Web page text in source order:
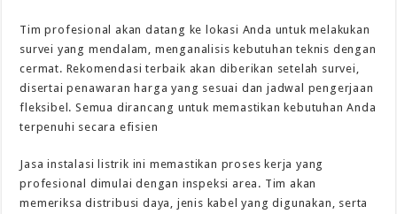
Tim profesional akan datang ke lokasi Anda untuk melakukan
survei yang mendalam, menganalisis kebutuhan teknis dengan
cermat. Rekomendasi terbaik akan diberikan setelah survei,
disertai penawaran harga yang sesuai dan jadwal pengerjaan
fleksibel. Semua dirancang untuk memastikan kebutuhan Anda
terpenuhi secara efisien
Jasa instalasi listrik ini memastikan proses kerja yang
profesional dimulai dengan inspeksi area. Tim akan
memeriksa distribusi daya, jenis kabel yang digunakan, serta